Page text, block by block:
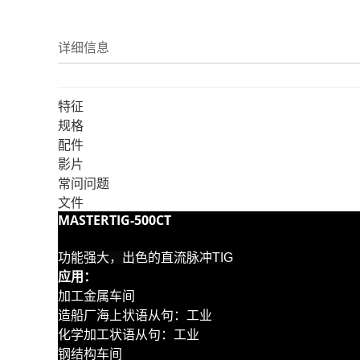
详细信息
特征
规格
配件
影片
常问问题
文件
MASTERTIG-500CT
功能强大，出色的直流脉冲TIG
应用：
加工金属车间
造船厂海上状语从句：工业
化学加工状语从句：工业
钢结构车间